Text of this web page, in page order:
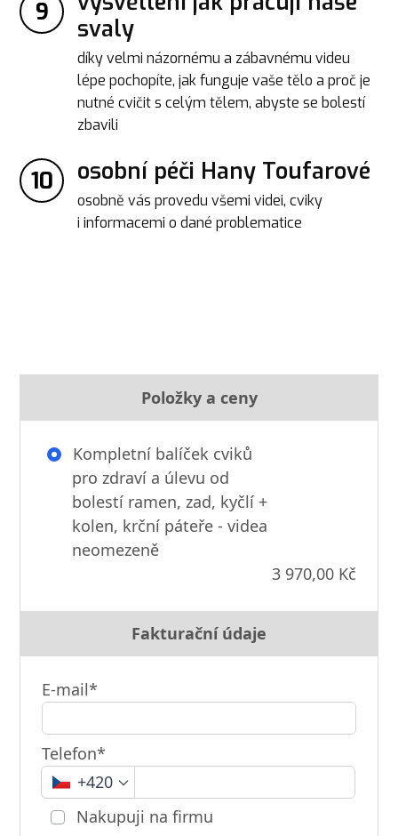
9
svaly
díky velmi názornému a zábavnému videu
lépe pochopíte, jak funguje vaše tělo a proč je
nutné cvičit s celým tělem, abyste se bolestí
zbavili
10 osobní péči Hany Toufarové
osobně vás provedu všemi videi, cviky
i informacemi o dané problematice
Položky a ceny
Kompletní balíček cviků
pro zdraví a úlevu od
bolestí ramen, zad, kyčlí +
kolen, krční páteře - videa
neomezeně
3 970,00 Kč
Fakturační údaje
E-mail*
Telefon*
+420
Nakupuji na firmu